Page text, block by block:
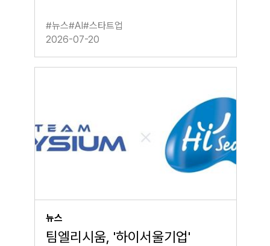
#뉴스#AI#스타트업
2026-07-20
뉴스
팀엘리시움, '하이서울기업'